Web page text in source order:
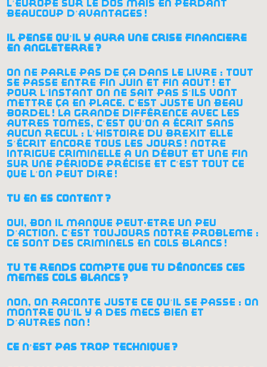
l’europe sur le dos mais en perdant
beaucoup d’avantages !
il pense qu’il y aura une crise financière
en angleterre ?
on ne parle pas de ça dans le livre : tout
se passe entre fin juin et fin août ! et
pour l’instant on ne sait pas s’ils vont
mettre ça en place. c’est juste un beau
bordel ! la grande différence avec les
autres tomes, c’est qu’on a écrit sans
aucun recul : l’histoire du brexit elle
s’écrit encore tous les jours ! notre
intrigue criminelle a un début et une fin
sur une période précise et c’est tout ce
que l’on peut dire !
tu en es content ?
oui, bon il manque peut-être un peu
d’action. c’est toujours notre problème :
ce sont des criminels en cols blancs !
tu te rends compte que tu dénonces ces
mêmes cols blancs ?
non, on raconte juste ce qu’il se passe : on
montre qu’il y a des mecs bien et
d’autres non !
ce n’est pas trop technique ?